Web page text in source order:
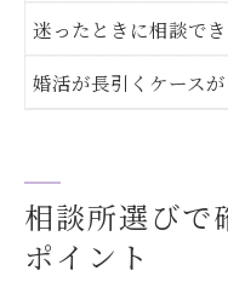
迷ったときに相談で
婚活が長引くケースが
相談所選びで
ポイント